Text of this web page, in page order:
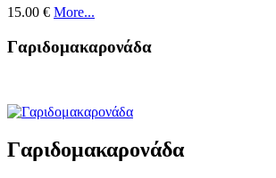
15.00 € More...
Γαριδομακαρονάδα
Γαριδομακαρονάδα